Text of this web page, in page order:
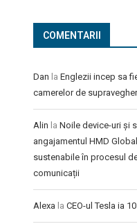
COMENTARII
Dan la Englezii incep sa
camerelor de
Alin la Noile device-uri și
angajamentul HMD
sustenabile în procesul
comunicații
Alexa la CEO-ul Tesla ia